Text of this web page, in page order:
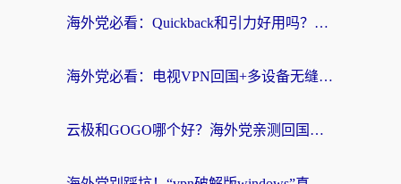
海外党必看：Quickback和引力好用吗？3分钟搞懂回国加速器怎么选
海外党必看：电视VPN回国+多设备无缝访问国内资源的实用指南
云极和GOGO哪个好？海外党亲测回国加速器选择指南（附iOS免费&Windows VPN实用技巧）